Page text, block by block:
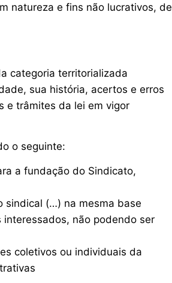
natureza e fins não lucrativos, de
categoria territorializada
sua história, acertos e erros
e trâmites da lei em vigor
o seguinte:
a fundação do Sindicato,
sindical (…) na mesma base
não podendo ser
coletivos ou individuais da